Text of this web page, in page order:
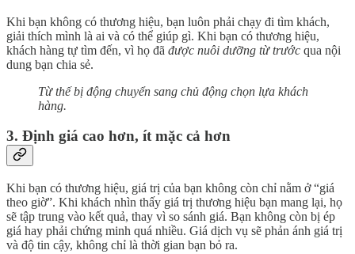
Khi bạn không có thương hiệu, bạn luôn phải chạy đi tìm khách,
giải thích mình là ai và có thể giúp gì. Khi bạn có thương hiệu,
khách hàng tự tìm đến, vì họ đã được nuôi dưỡng từ trước qua nội
dung bạn chia sẻ.
Từ thế bị động chuyển sang chủ động chọn lựa khách
hàng.
3. Định giá cao hơn, ít mặc cả hơn
Khi bạn có thương hiệu, giá trị của bạn không còn chỉ nằm ở “giá
theo giờ”. Khi khách nhìn thấy giá trị thương hiệu bạn mang lại, họ
sẽ tập trung vào kết quả, thay vì so sánh giá. Bạn không còn bị ép
giá hay phải chứng minh quá nhiều. Giá dịch vụ sẽ phản ánh giá trị
và độ tin cậy, không chỉ là thời gian bạn bỏ ra.